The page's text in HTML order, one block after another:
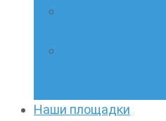
Наши площадки